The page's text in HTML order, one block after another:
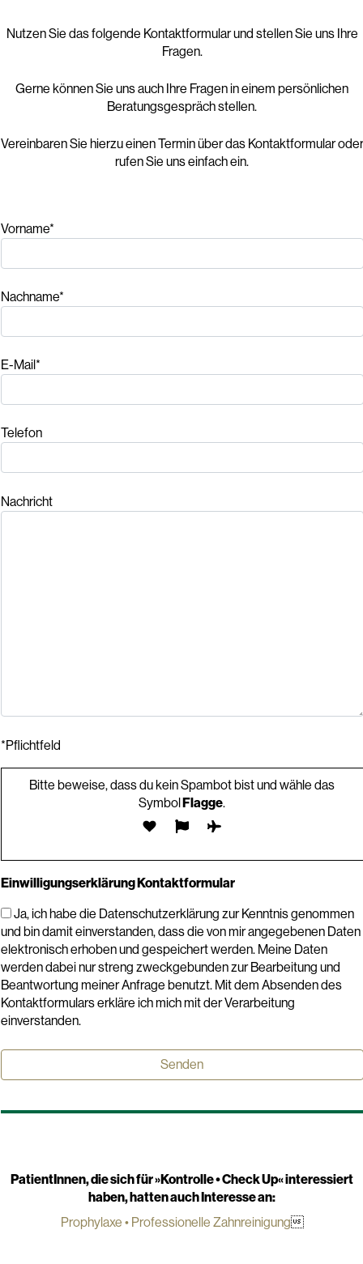
Nutzen Sie das folgende Kontaktformular und stellen Sie uns Ihre
Fragen.
Gerne können Sie uns auch Ihre Fragen in einem persönlichen
Beratungsgespräch stellen.
Vereinbaren Sie hierzu einen Termin über das Kontaktformular oder
rufen Sie uns einfach ein.
Vorname*
Nachname*
E-Mail*
Telefon
Nachricht
*Pflichtfeld
Bitte beweise, dass du kein Spambot bist und wähle das
SymbolFlagge.
Einwilligungserklärung Kontaktformular
Ja, ich habe die Datenschutzerklärung zur Kenntnis genommen
und bin damit einverstanden, dass die von mir angegebenen Daten
elektronisch erhoben und gespeichert werden. Meine Daten
werden dabei nur streng zweckgebunden zur Bearbeitung und
Beantwortung meiner Anfrage benutzt. Mit dem Absenden des
Kontaktformulars erkläre ich mich mit der Verarbeitung
einverstanden.
PatientInnen, die sich für »Kontrolle • Check Up« interessiert
haben, hatten auch Interesse an:
Prophylaxe • Professionelle Zahnreinigung